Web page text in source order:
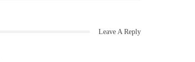
Leave A Reply